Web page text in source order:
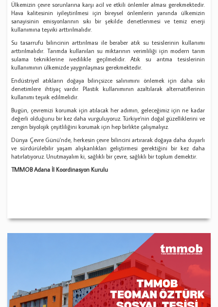
Ülkemizin çevre sorunlarına karşı acil ve etkili önlemler alması gerekmektedir.
Hava kalitesinin iyileştirilmesi için bireysel önlemlerin yanında ülkemizin
sanayisinin emisyonlarının sıkı bir şekilde denetlenmesi ve temiz enerji
kullanımına teşviki arttırılmalıdır.
Su tasarrufu bilincinin arttırılması ile beraber atık su tesislerinin kullanımı
arttırılmalıdır. Tarımda kullanılan su miktarının verimliliği için modern tarım
sulama tekniklerine ivedilikle geçilmelidir. Atık su arıtma tesislerinin
kullanımının ülkemizde yaygınlaşması gerekmektedir.
Endüstriyel atıkların doğaya bilinçsizce salınımını önlemek için daha sıkı
denetimlere ihtiyaç vardır. Plastik kullanımının azaltılarak alternatiflerinin
kullanımı teşvik edilmelidir.
Bugün, çevremizi korumak için atılacak her adımın, geleceğimiz için ne kadar
değerli olduğunu bir kez daha vurguluyoruz. Türkiye’nin doğal güzelliklerini ve
zengin biyolojik çeşitliliğini korumak için hep birlikte çalışmalıyız.
Dünya Çevre Günü'nde, herkesin çevre bilincini artırarak doğaya daha duyarlı
ve sürdürülebilir yaşam alışkanlıkları geliştirmesi gerektiğini bir kez daha
hatırlatıyoruz. Unutmayalım ki, sağlıklı bir çevre, sağlıklı bir toplum demektir.
TMMOB Adana İl Koordinasyon Kurulu